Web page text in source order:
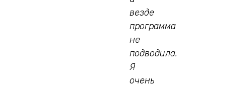
везде
программа
не
подводила.
Я
очень